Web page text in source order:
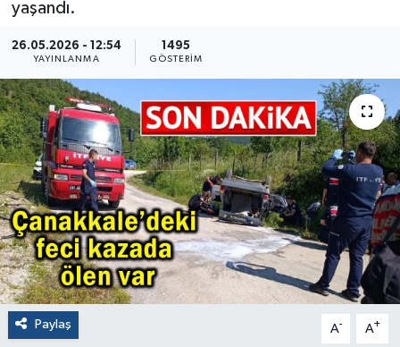
yaşandı.
26.05.2026 - 12:54
YAYINLANMA
1495
GÖSTERIM
Paylaş A- A+
Resmi İlanlar
Sağlık